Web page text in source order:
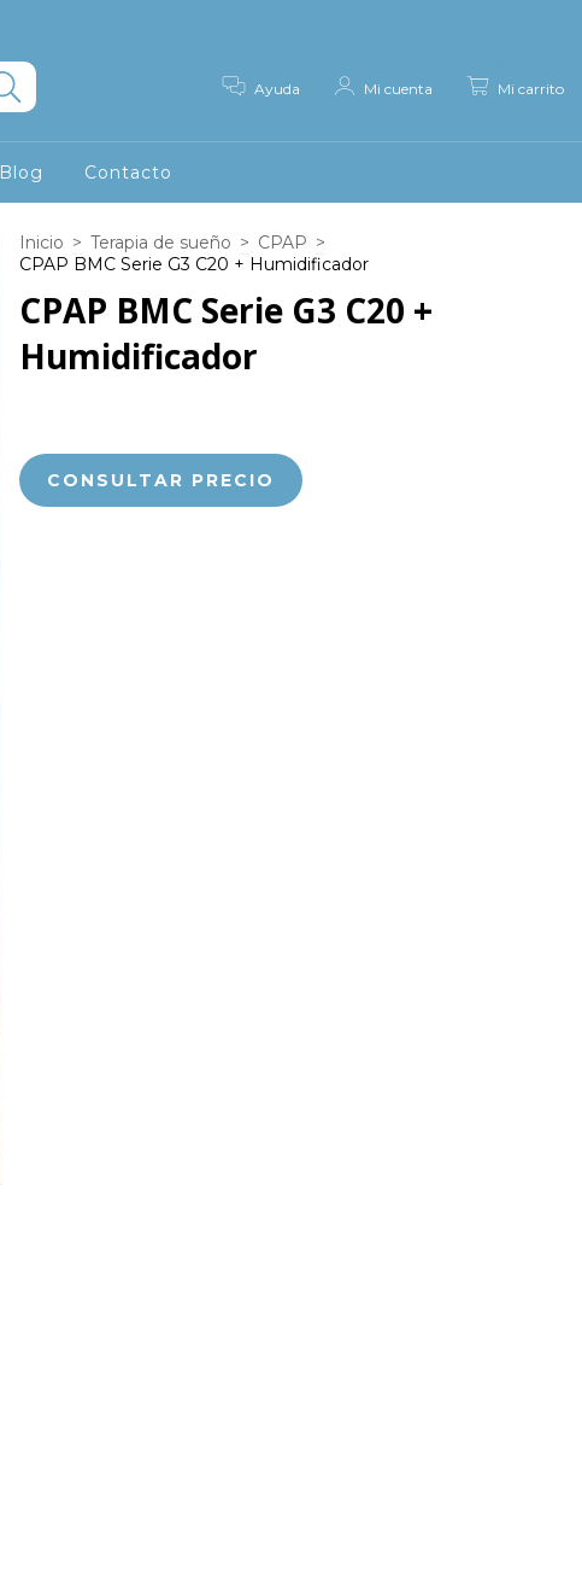
Ayuda Mi cuenta Mi carrito
Blog Contacto
Inicio > Terapia de sueño > CPAP >
CPAP BMC Serie G3 C20 + Humidificador
CPAP BMC Serie G3 C20 +
Humidificador